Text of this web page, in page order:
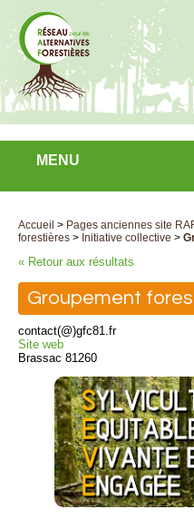
MENU
Accueil > Pages anciennes site
forestières > Initiative collective >
« Retour aux résultats
Groupement
contact(@)gfc81.fr
Site web
Brassac 81260